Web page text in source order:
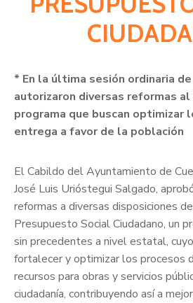
* En la última sesión ordinaria
autorizaron diversas reformas
programa que buscan optimizar
entrega a favor de la población
El Cabildo del Ayuntamiento de
José Luis Urióstegui Salgado,
reformas a diversas disposiciones
Presupuesto Social Ciudadano, un
sin precedentes a nivel estatal,
fortalecer y optimizar los procesos
recursos para obras y servicios
ciudadanía, contribuyendo así a